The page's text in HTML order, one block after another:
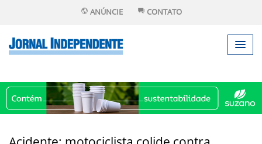
ANÚNCIE CONTATO